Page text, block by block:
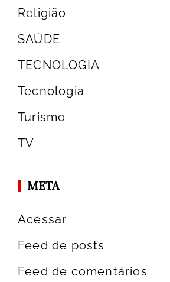
Religião
SAÚDE
TECNOLOGIA
Tecnologia
Turismo
TV
META
Acessar
Feed de posts
Feed de comentários